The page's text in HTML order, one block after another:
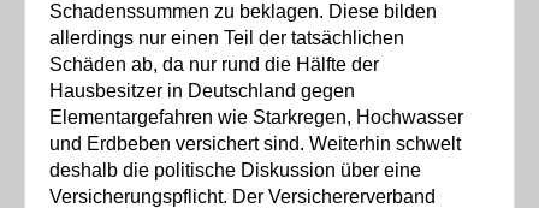
Schadenssummen zu beklagen. Diese bilden
allerdings nur einen Teil der tatsächlichen
Schäden ab, da nur rund die Hälfte der
Hausbesitzer in Deutschland gegen
Elementargefahren wie Starkregen, Hochwasser
und Erdbeben versichert sind. Weiterhin schwelt
deshalb die politische Diskussion über eine
Versicherungspflicht. Der Versichererverband